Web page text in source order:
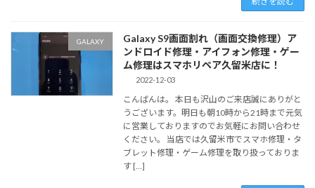
GALAXY
Galaxy S9画面割れ（画面交換修理）ア
ンドロイド修理・アイフォン修理・ゲー
ム修理はスマホリペア久留米店に！
2022-12-03
こんばんは。 本日も沢山のご来店誠にありがと
うございます。明日も朝10時から21時まで元気
に営業しておりますのでお気軽にお問い合わせ
ください。 当店では久留米市でスマホ修理・タ
ブレット修理・ゲーム修理を取り扱っておりま
す […]